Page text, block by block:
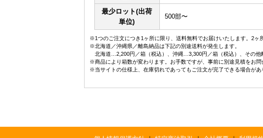
最少ロット(出荷
単位)
500部〜
※1つのご注文につき1ヶ所に限り、送料無料でお届けいたします。2ヶ
※北海道／沖縄県／離島納品は下記の別途送料が発生します。
北海道…2,200円／箱（税込）、沖縄…3,300円／箱（税込）、その
※商品により箱数が変わります。お手数ですが、事前に別途見積をお問
※当サイトの仕様上、在庫切れであってもご注文が完了できる場合が